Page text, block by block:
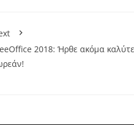
2018: Ήρθε ακόμα